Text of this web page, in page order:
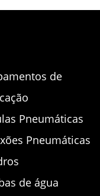
de
Pneumáticas
Pneumáticas
de água